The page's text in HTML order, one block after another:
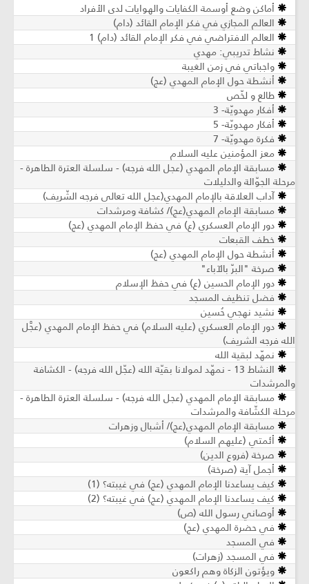
أماكن وضع أوسمة الكفايات والهوايات لدى الأفراد
العالم المجازي في فكر الإمام القائد (دام)
العالم الافتراضي في فكر الإمام القائد (دام) 1
نشاط تدريبي: مهدي
واجباتي في زمن الغيبة
أنشطة حول الإمام المهدي (عج)
طالع و لخّص
أفكار مهدويّة- 3
أفكار مهدويّة- 5
فكرة مهدويّة- 7
معز المؤمنين عليه السلام
مسابقة الإمام المهدي (عجل الله فرجه) - سلسلة العترة الطاهرة -
مرحلة الجوّالة والدليلات
آداب العلاقة بالإمام المهدي(عجل الله تعالى فرجه الشّريف)
مسابقة الإمام المهدي(عج)/ كشافة ومرشدات
دور الإمام العسكري (ع) في حفظ الإمام المهدي (عج)
خطف القبعات
أنشطة حول الإمام المهدي (عج)
صرخة "البرّ بالآباء"
دور الإمام الحسين (ع) في حفظ الإسلام
فضل تنظيف المسجد
نشيد نهجي حُسين
دور الإمام العسكري (عليه السلام) في حفظ الإمام المهدي (عجَّل
الله فرجه الشريف)
نمهّد لبقية الله
النشاط 13 - نمهّد لمولانا بقيّة الله (عجّل الله فرجه) - الكشافة
والمرشدات
مسابقة الإمام المهدي (عجل الله فرجه) - سلسلة العترة الطاهرة -
مرحلة الكشّافة والمرشدات
مسابقة الإمام المهدي(عج)/ أشبال وزهرات
أئمتي (عليهم السلام)
صرخة (فروع الدين)
أجمل آية (صرخة)
كيف يساعدنا الإمام المهدي (عج) في غيبته؟ (1)
كيف يساعدنا الإمام المهدي (عج) في غيبته؟ (2)
أوصاني رسول الله (ص)
في حضرة المهدي (عج)
في المسجد
في المسجد (زهرات)
ويؤتون الزكاة وهم راكعون